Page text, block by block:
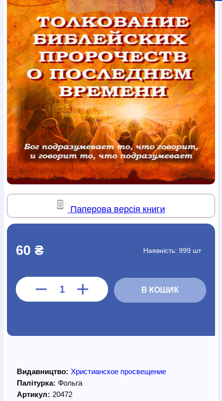
Богослов`яШлюб і сім`я Юдаїзм
Супутні товари
ПеріодикаАудіоРучки кульковіВідеоГалантерея
Закладки для книгФутболкиБрелокиСумкиБіжутерія
БлокнотиЩоденники / щотижневикиВироби з дерева
Вироби з кераміки і глиниВироби з сріблаКартини
Навчальні мапиШкіряні виробиМагнітиМеталеві
виробиМіні-лампиНаклейкиНастільні ігриПакети
подарунковіПлакатиПластмасові вироби Хустки
Подарункові карткиРозвиваючі ігриРепринтиСвічки
Зошити
ФотокартиниЧохли на Библії Головні убори
КалендаріКанцелярскі товариКомп`ютерні ігри
Листівки Сувенирна продукціяГодинникиПазли
Книга в комплекті
За додатковою інформацією дзвоніть за номером:+38
(097) 880-6379
Ми у Facebook
Паперова версія книги
60 ₴ Наявність: 999 шт
В КОШИК
Видавництво: Христианское просвещение
Палітурка: Фольга
Артикул: 20472